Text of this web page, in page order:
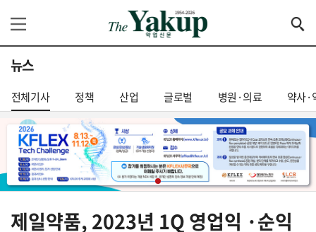
뉴스
전체기사 정책 산업 글로벌 병원·의료 약사·
제일약품, 2023년 1Q 영업익 ·순익